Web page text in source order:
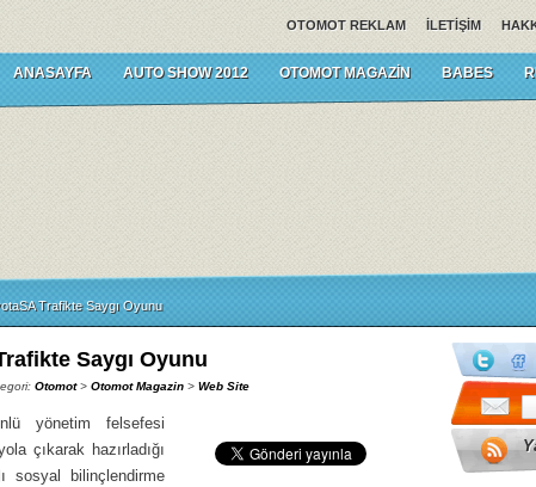
İLETIŞIM
OTOMOT REKLAM
ANASAYFA AUTO SHOW 2012 OTOMOT MAGAZIN BABES
Trafikte Saygı Oyunu
Saygı Oyunu
Otomot> Otomot Magazin > Web Site
yönetim felsefesi
çıkarak hazırladığı
sosyal bilinçlendirme